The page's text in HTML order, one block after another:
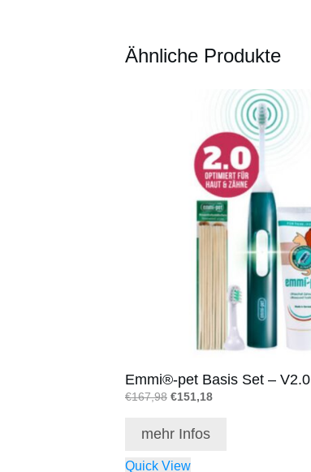
Ähnliche Produkte
Emmi®-pet Basis Set – V2.0
€167,98 Ursprünglicher
war:
€167,98
€151,18Aktueller
mehr Infos
Quick View